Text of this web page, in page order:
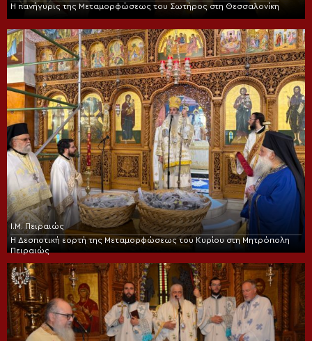
Η πανήγυρις της Μεταμορφώσεως του Σωτήρος στη Θεσσαλονίκη
Ι.Μ. Πειραιώς
Η Δεσποτική εορτή της Μεταμορφώσεως του Κυρίου στη Μητρόπολη
Πειραιώς